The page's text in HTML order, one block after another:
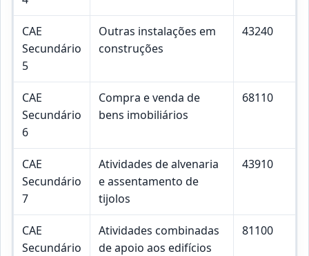
CAE
Secundário
5
Outras instalações em
construções
43240
CAE
Secundário
6
Compra e venda de
bens imobiliários
68110
CAE
Secundário
7
Atividades de alvenaria
e assentamento de
tijolos
43910
CAE
Secundário
Atividades combinadas
de apoio aos edifícios
81100